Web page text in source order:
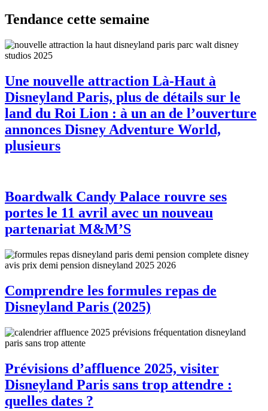
Tendance cette semaine
Une nouvelle attraction Là-Haut à
Disneyland Paris, plus de détails sur le
land du Roi Lion : à un an de l’ouverture
annonces Disney Adventure World,
plusieurs
Boardwalk Candy Palace rouvre ses
portes le 11 avril avec un nouveau
partenariat M&M’S
Comprendre les formules repas de
Disneyland Paris (2025)
Prévisions d’affluence 2025, visiter
Disneyland Paris sans trop attendre :
quelles dates ?